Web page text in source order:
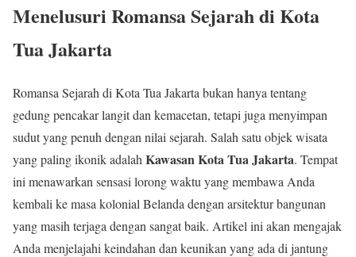
Menelusuri Romansa Sejarah di Kota
Tua Jakarta
Romansa Sejarah di Kota Tua Jakarta bukan hanya tentang
gedung pencakar langit dan kemacetan, tetapi juga menyimpan
sudut yang penuh dengan nilai sejarah. Salah satu objek wisata
yang paling ikonik adalah Kawasan Kota Tua Jakarta. Tempat
ini menawarkan sensasi lorong waktu yang membawa Anda
kembali ke masa kolonial Belanda dengan arsitektur bangunan
yang masih terjaga dengan sangat baik. Artikel ini akan mengajak
Anda menjelajahi keindahan dan keunikan yang ada di jantung